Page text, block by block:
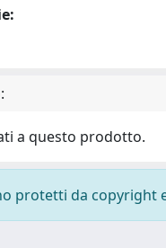
a questo prodotto.
protetti da